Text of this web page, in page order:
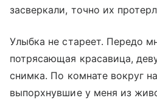
засверкали, точно их
Улыбка не стареет. Передо
потрясающая красавица,
снимка. По комнате вокруг
выпорхнувшие у меня из